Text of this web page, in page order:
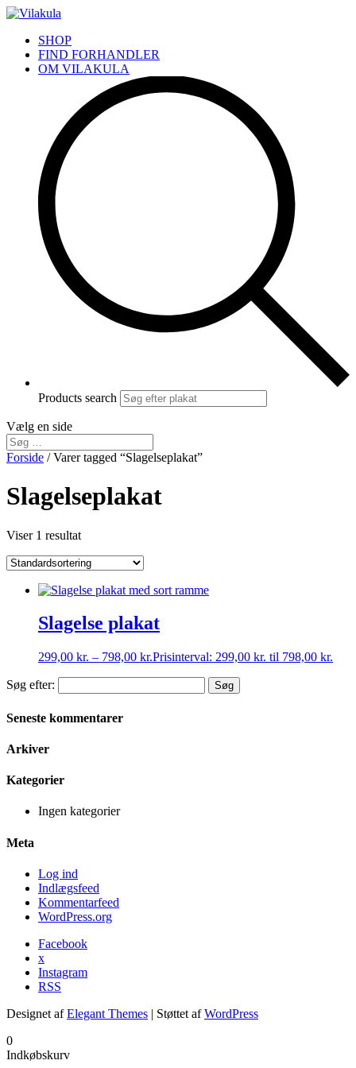
SHOP
FIND FORHANDLER
OM VILAKULA
Products search
Vælg en side
Forside / Varer tagged “Slagelseplakat”
Slagelseplakat
Viser 1 resultat
Slagelse plakat
299,00 kr. – 798,00 kr.Prisinterval: 299,00 kr. til 798,00 kr.
Søg efter:
Seneste kommentarer
Arkiver
Kategorier
Ingen kategorier
Meta
Log ind
Indlægsfeed
Kommentarfeed
WordPress.org
Facebook
x
Instagram
RSS
Designet afElegant Themes | Støttet afWordPress
0
Indkøbskurv